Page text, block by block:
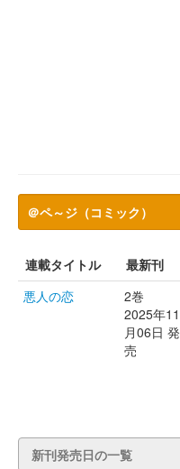
＠ペ～ジ（コミック）
連載タイトル 最新刊
悪人の恋
2巻
2025年11
月06日 発
売
新刊発売日の一覧